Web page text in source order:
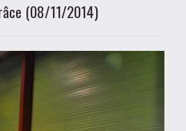
(08/11/2014)